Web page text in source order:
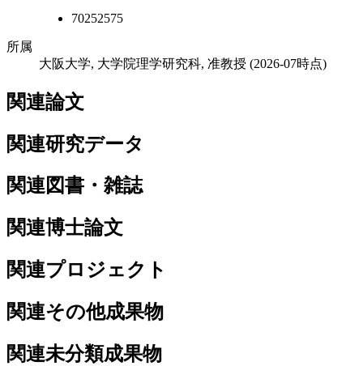
70252575
所属
大阪大学, 大学院理学研究科, 准教授 (2026-07時点)
関連論文
関連研究データ
関連図書・雑誌
関連博士論文
関連プロジェクト
関連その他成果物
関連未分類成果物